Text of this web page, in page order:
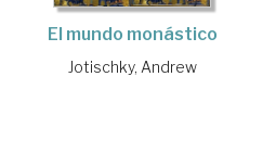
El mundo monástico
Jotischky, Andrew